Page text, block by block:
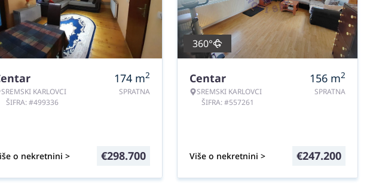
SREMSKI KARLOVCI
ŠIFRA: #499336
174 m2
SPRATNA
o nekretnini > €298.700
360°
Centar
SREMSKI KARLOVCI
ŠIFRA: #557261
156 m2
SPRATNA
Više o nekretnini > €247.200